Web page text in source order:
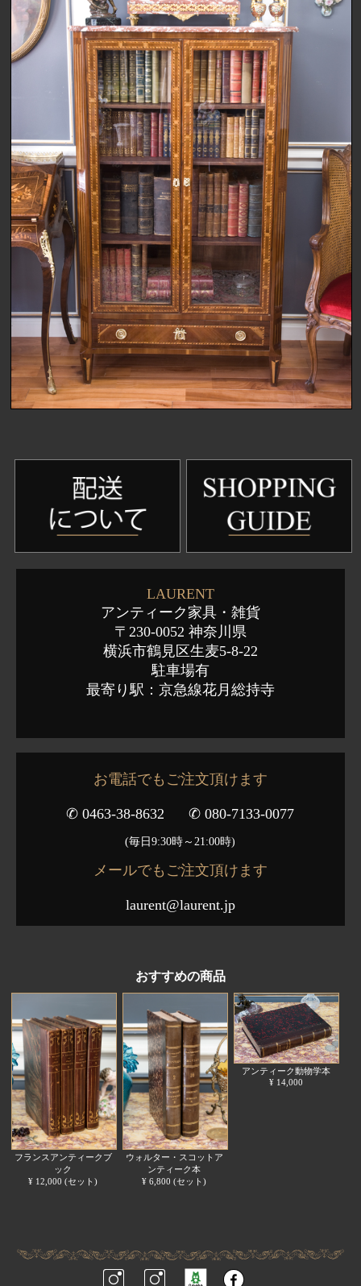
LAURENT
アンティーク家具・雑貨
〒230-0052 神奈川県
横浜市鶴見区生麦5-8-22
駐車場有
最寄り駅：京急線花月総持寺
お電話でもご注文頂けます
✆ 0463-38-8632 ✆ 080-7133-0077
(毎日9:30時～21:00時)
メールでもご注文頂けます
laurent@laurent.jp
おすすめの商品
フランスアンティークブ
ック
¥ 12,000 (セット)
ウォルター・スコットア
ンティーク本
¥ 6,800 (セット)
アンティーク動物学本
¥ 14,000